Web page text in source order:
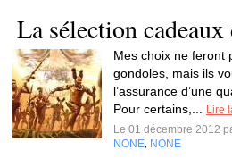
La sélection cadeaux
Mes choix ne feront
gondoles, mais ils
l’assurance d’une
Pour certains,...
Lire
Le 01 décembre 2012
NONE NONE